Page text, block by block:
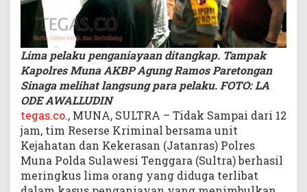
a
a
y
a
n
T
e
r
h
a
Lima pelaku penganiayaan ditangkap. Tampak
Kapolres Muna AKBP Agung Ramos Paretongan
Sinaga melihat langsung para pelaku. FOTO: LA
ODE AWALLUDIN
tegas.co., MUNA, SULTRA – Tidak Sampai dari 12
jam, tim Reserse Kriminal bersama unit
Kejahatan dan Kekerasan (Jatanras) Polres
Muna Polda Sulawesi Tenggara (Sultra) berhasil
meringkus lima orang yang diduga terlibat